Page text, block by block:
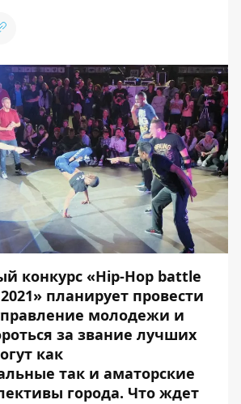
конкурс «Hip-Hop battle
планирует провести
молодежи и
за звание лучших
как
так и аматорские
города. Что ждет